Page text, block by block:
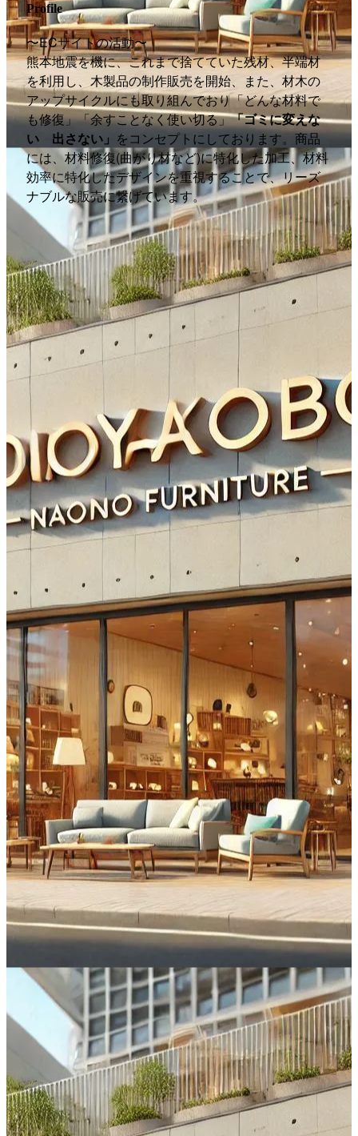
Profile
〜ECサイトの活動〜
熊本地震を機に、これまで捨てていた残材、半端材
を利用し、木製品の制作販売を開始、また、材木の
アップサイクルにも取り組んでおり「どんな材料で
も修復」「余すことなく使い切る」「ゴミに変えな
い 出さない」 をコンセプトにしております。商品
には、材料修復(曲がり材など)に特化した加工、材料
効率に特化したデザインを重視することで、リーズ
ナブルな販売に繋げています。